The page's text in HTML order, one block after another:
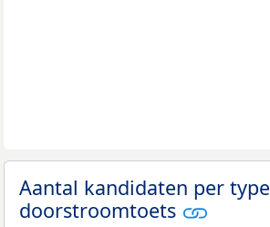
Aantal kandidaten per type
doorstroomtoets